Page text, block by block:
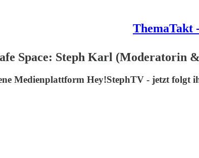
ThemaTakt
Space: Steph Karl
Medienplattform Hey!StephTV - jetzt folgt